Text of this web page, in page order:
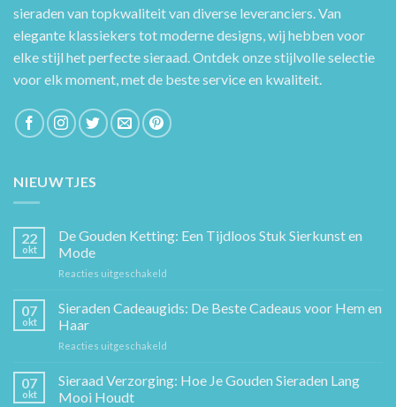
sieraden van topkwaliteit van diverse leveranciers. Van
elegante klassiekers tot moderne designs, wij hebben voor
elke stijl het perfecte sieraad. Ontdek onze stijlvolle selectie
voor elk moment, met de beste service en kwaliteit.
NIEUWTJES
22
okt
De Gouden Ketting: Een Tijdloos Stuk Sierkunst en
Mode
Reacties uitgeschakeld
Gouden
Sierkunst
07
okt
Sieraden Cadeaugids: De Beste Cadeaus voor Hem en
Haar
Reacties uitgeschakeld
Cadeaugids:
De
07
okt
Sieraad Verzorging: Hoe Je Gouden Sieraden Lang
Mooi Houdt